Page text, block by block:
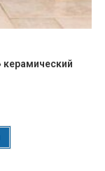
керамический